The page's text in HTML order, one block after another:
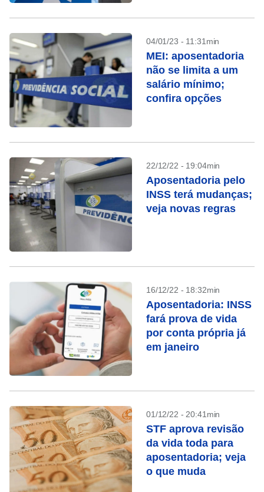
04/01/23 - 11:31min
MEI: aposentadoria
não se limita a um
salário mínimo;
confira opções
22/12/22 - 19:04min
Aposentadoria pelo
INSS terá mudanças;
veja novas regras
16/12/22 - 18:32min
Aposentadoria: INSS
fará prova de vida
por conta própria já
em janeiro
01/12/22 - 20:41min
STF aprova revisão
da vida toda para
aposentadoria; veja
o que muda